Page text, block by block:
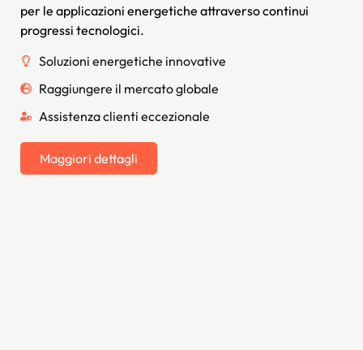
per le applicazioni energetiche attraverso continui
progressi tecnologici.
Soluzioni energetiche innovative
Raggiungere il mercato globale
Assistenza clienti eccezionale
Maggiori dettagli